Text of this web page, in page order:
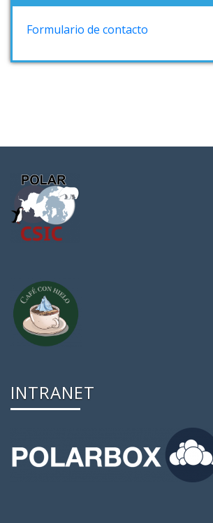
Formulario de contacto
INTRANET